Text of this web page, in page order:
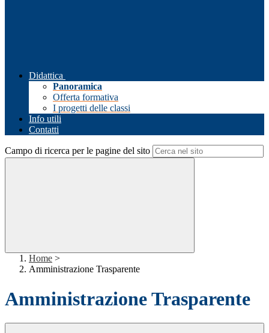
Didattica
Panoramica
Offerta formativa
I progetti delle classi
Info utili
Contatti
Campo di ricerca per le pagine del sito
Home >
Amministrazione Trasparente
Amministrazione Trasparente